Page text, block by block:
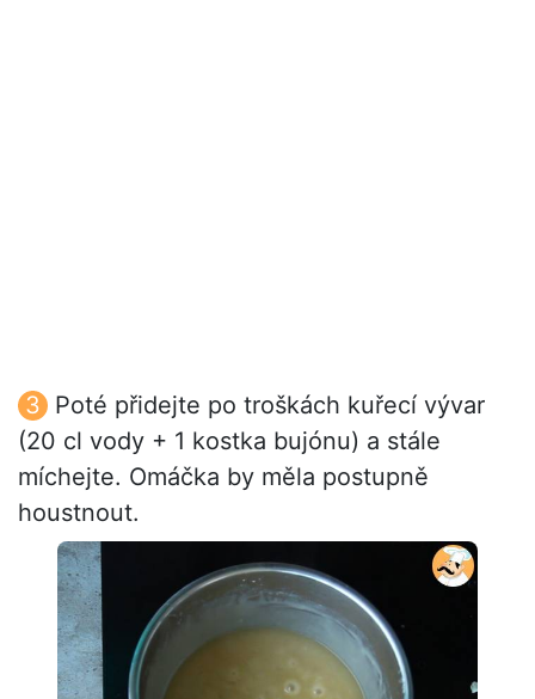
Poté přidejte po troškách kuřecí vývar
(20 cl vody + 1 kostka bujónu) a stále
míchejte. Omáčka by měla postupně
houstnout.